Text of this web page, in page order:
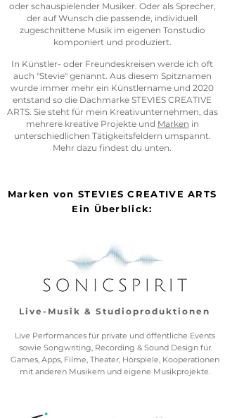
oder schauspielender Musiker. Oder als Sprecher,
der auf Wunsch die passende, individuell
zugeschnittene Musik im eigenen Tonstudio
komponiert und produziert.
In Künstler- oder Freundeskreisen werde ich oft
auch "Stevie" genannt. Aus diesem Spitznamen
wurde immer mehr ein Künstlername und 2020
entstand so die Dachmarke STEVIES CREATIVE
ARTS. Sie steht für mein Kreativunternehmen, das
mehrere kreative Projekte und Marken in
unterschiedlichen Tätigkeitsfeldern umspannt.
Mehr dazu findest du unten.
Marken von STEVIES CREATIVE ARTS
Ein Überblick:
Live-Musik & Studioproduktionen
Live Performances für private und öffentliche Events
sowie Songwriting, Recording & Sound Design für
Games, Apps, Filme, Theater, Hörspiele, Kooperationen
mit anderen Musikern und eigene Musikprojekte.